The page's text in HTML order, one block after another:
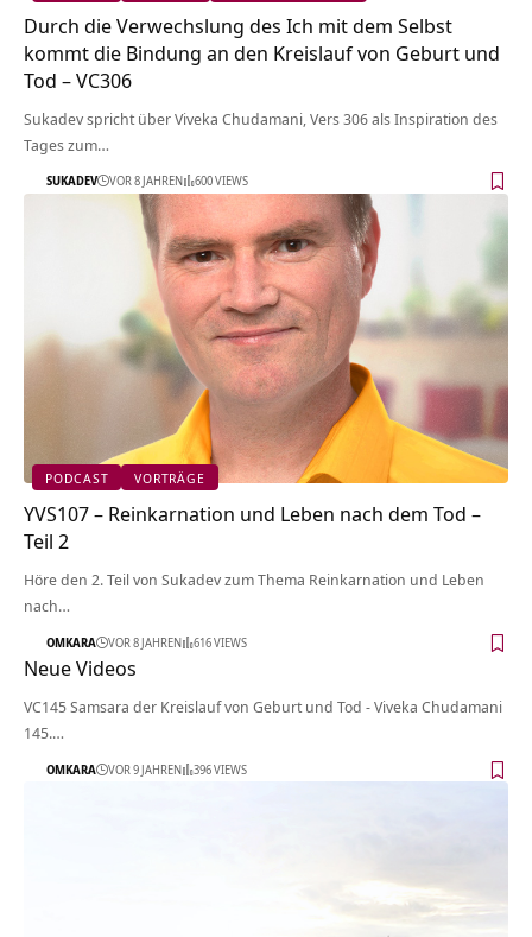
Durch die Verwechslung des Ich mit dem Selbst
kommt die Bindung an den Kreislauf von Geburt und
Tod – VC306
Sukadev spricht über Viveka Chudamani, Vers 306 als Inspiration des
Tages zum…
SUKADEV VOR 8 JAHREN 600 VIEWS
PODCAST VORTRÄGE
YVS107 – Reinkarnation und Leben nach dem Tod –
Teil 2
Höre den 2. Teil von Sukadev zum Thema Reinkarnation und Leben
nach…
OMKARA VOR 8 JAHREN 616 VIEWS
Neue Videos
VC145 Samsara der Kreislauf von Geburt und Tod - Viveka Chudamani
145.…
OMKARA VOR 9 JAHREN 396 VIEWS